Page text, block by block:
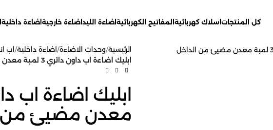
كل المنتجاتاسلاك كهربائيةالمفاتيح الكهربائيةاضاءة الليداضاءة خارجيةاضاءة داخلية
الرئيسية وحدات الاضاءة اضاءة داخلية اب
ابليك اضاءة اب داون دائري 3 لمبة معدن مضيئ من الداخل
معدن مضيئ من